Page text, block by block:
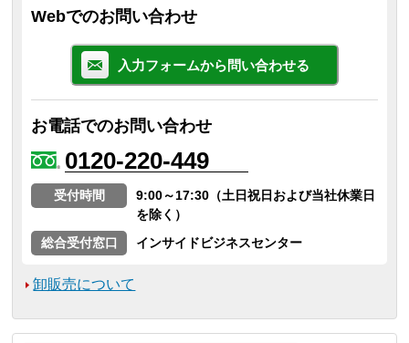
Webでのお問い合わせ
入力フォームから問い合わせる
お電話でのお問い合わせ
0120-220-449
受付時間
9:00～17:30（土日祝日および当社休業日
を除く）
総合受付窓口
インサイドビジネスセンター
卸販売について